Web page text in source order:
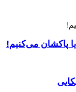
پاکشان می‌کنیم!